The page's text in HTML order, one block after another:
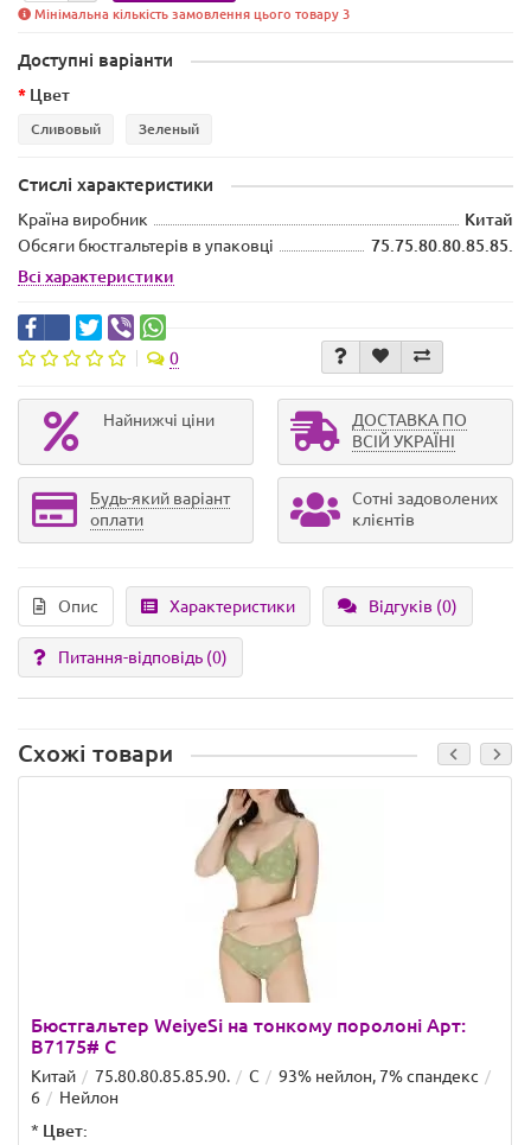
Мінімальна кількість замовлення цього товару 3
Доступні варіанти
Цвет
Сливовый Зеленый
Стислі характеристики
Країна виробник
Китай
Обсяги бюстгальтерів в упаковці
75.75.80.80.85.85.
Всі характеристики
0
Найнижчі ціни
ДОСТАВКА ПО
ВСІЙ УКРАЇНІ
Будь-який варіант
оплати
Сотні задоволених
клієнтів
Опис Характеристики Відгуків (0)
Питання-відповідь (0)
Схожі товари
Бюстгальтер WeiyeSi на тонкому поролоні Арт:
B7175# C
Китай 75.80.80.85.85.90. C
93% нейлон, 7% спандекс
6
Нейлон
* Цвет: